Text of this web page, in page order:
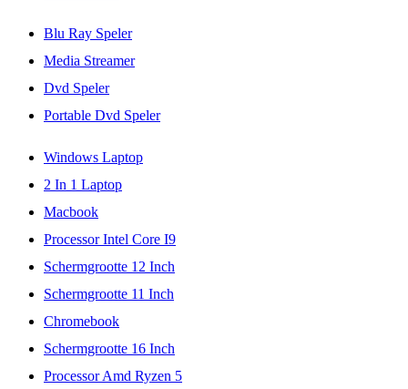
Blu Ray Speler
Media Streamer
Dvd Speler
Portable Dvd Speler
Windows Laptop
2 In 1 Laptop
Macbook
Processor Intel Core I9
Schermgrootte 12 Inch
Schermgrootte 11 Inch
Chromebook
Schermgrootte 16 Inch
Processor Amd Ryzen 5